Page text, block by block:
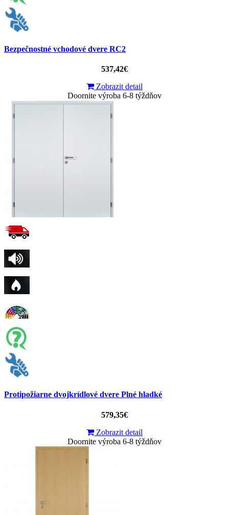
Bezpečnostné vchodové dvere RC2
537,42€
Zobrazit detail
Doornite výroba 6-8 týždňov
Protipožiarne dvojkrídlové dvere Plné hladké
579,35€
Zobrazit detail
Doornite výroba 6-8 týždňov